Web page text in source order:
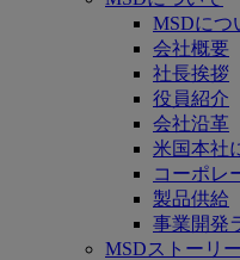
MSDにつ
会社概要
社長挨拶
役員紹介
会社沿革
米国本社
コーポレ
製品供給
事業開発
MSDストーリ